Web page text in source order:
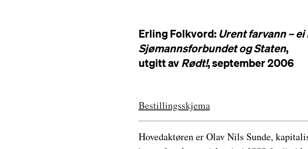
Erling Folkvord: Urent farvann –
Sjømannsforbundet og Staten,
utgitt avRødt!, september 2006
Bestillingsskjema
Hovedaktøren er Olav Nils Sunde,